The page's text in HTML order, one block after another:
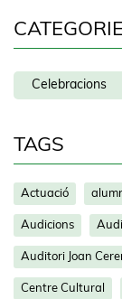
Celebracions
TAGS
Actuació
Audicions
Auditori Joan
Centre Cultural